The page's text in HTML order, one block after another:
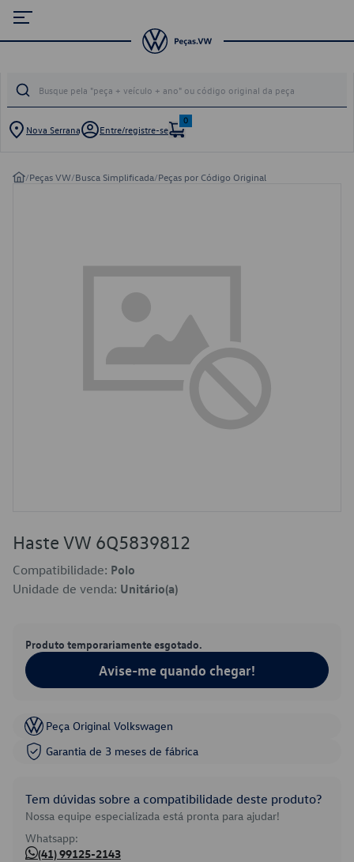
Nova Serrana Entre/registre-se
0
/Peças VW/Busca Simplificada/Peças por Código Original
Haste VW 6Q5839812
Compatibilidade: Polo
Unidade de venda: Unitário(a)
Produto temporariamente esgotado.
Avise-me quando chegar!
Peça Original Volkswagen
Garantia de 3 meses de fábrica
Tem dúvidas sobre a compatibilidade deste produto?
Nossa equipe especializada está pronta para ajudar!
Whatsapp:
(41) 99125-2143